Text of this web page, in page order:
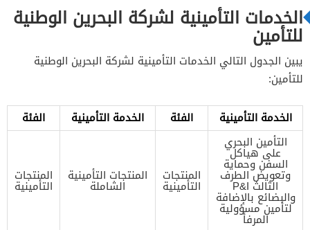
الخدمات التأمينية لشركة البحرين الوطنية
للتأمين
يبين الجدول التالي الخدمات التأمينية لشركة البحرين الوطنية
للتأمين:
الخدمة التأمينية
الفئة الخدمة التأمينية
الفئة
التأمين البحري
على هياكل
السفن وحماية
وتعويض الطرف
الثالث P&I
والبضائع بالإضافة
لتأمين مسؤولية
المرفأ
المنتجات
التأمينية
المنتجات التأمينية
الشاملة
المنتجات
التأمينية